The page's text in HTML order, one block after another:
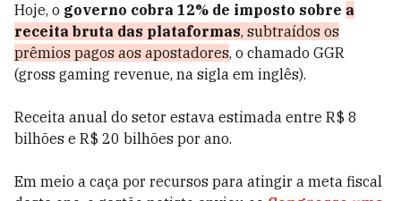
Hoje, o governo cobra 12% de imposto sobre a
receita bruta das plataformas, subtraídos os
prêmios pagos aos apostadores, o chamado GGR
(gross gaming revenue, na sigla em inglês).
Receita anual do setor estava estimada entre R$ 8
bilhões e R$ 20 bilhões por ano.
Em meio a caça por recursos para atingir a meta fiscal